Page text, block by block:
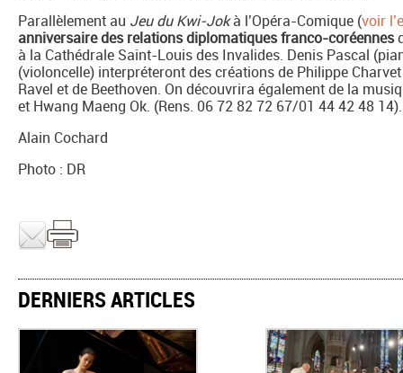
Parallèlement au Jeu du Kwi-Jokà l’Opéra-Comique (voir
anniversaire des relations diplomatiques franco-coréennes
à la Cathédrale Saint-Louis des Invalides. Denis Pascal
(violoncelle) interpréteront des créations de Philippe
Ravel et de Beethoven. On découvrira également de la
et Hwang Maeng Ok. (Rens. 06 72 82 72 67/01 44 42 48 14).
Alain Cochard
Photo : DR
DERNIERS ARTICLES